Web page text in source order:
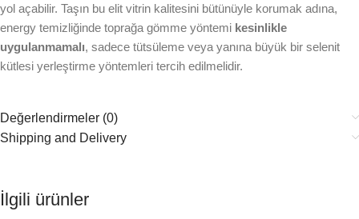
yol açabilir. Taşın bu elit vitrin kalitesini bütünüyle korumak adına,
energy temizliğinde toprağa gömme yöntemi kesinlikle
uygulanmamalı, sadece tütsüleme veya yanına büyük bir selenit
kütlesi yerleştirme yöntemleri tercih edilmelidir.
Değerlendirmeler (0)
Shipping and Delivery
İlgili ürünler